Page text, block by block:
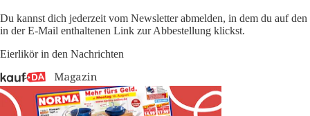
Du kannst dich jederzeit vom Newsletter abmelden, in dem du auf den
in der E-Mail enthaltenen Link zur Abbestellung klickst.
Eierlikör in den Nachrichten